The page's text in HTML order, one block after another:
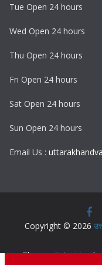
Tue Open 24 hours
Wed Open 24 hours
Thu Open 24 hours
Fri Open 24 hours
Sat Open 24 hours
Sun Open 24 hours
Email Us :
Copyright © 2026
Theme:ColorMag